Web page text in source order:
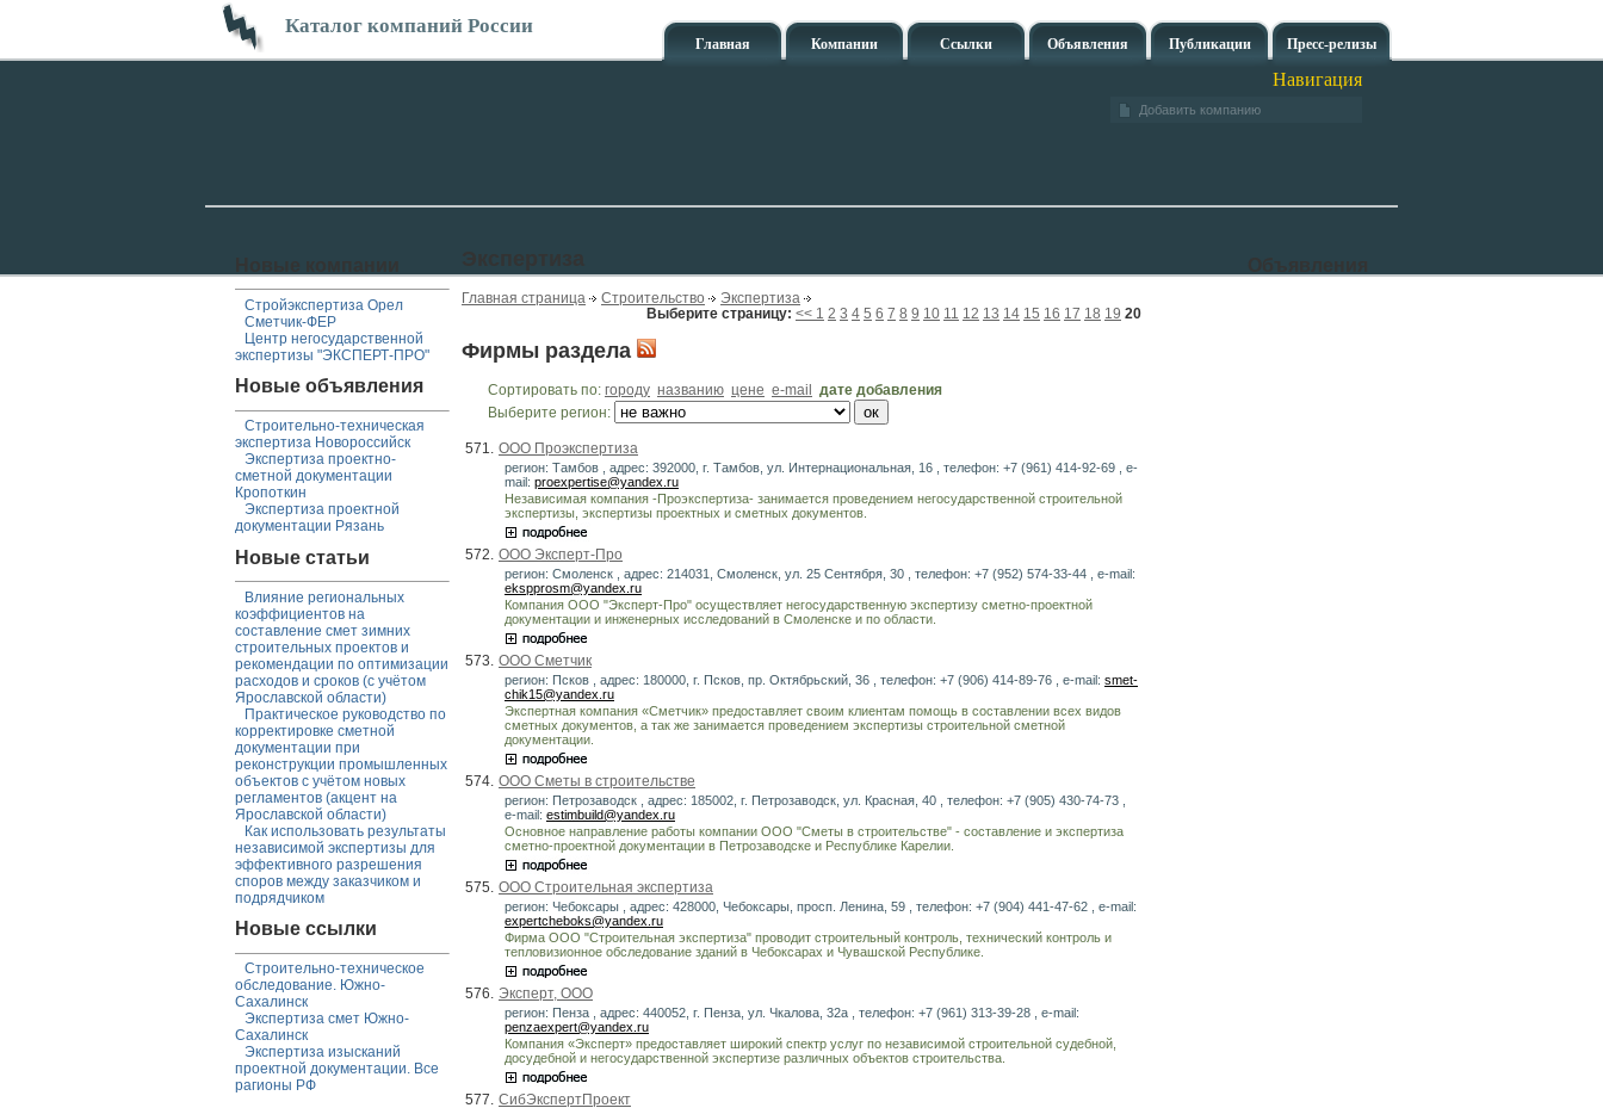
Каталог компаний России
Главная Компании Ссылки Объявления Публикации Пресс-релизы
Навигация
Добавить компанию
Стройэкспертиза Орел
Сметчик-ФЕР
Центр негосударственной
экспертизы "ЭКСПЕРТ-ПРО"
Новые объявления
Строительно-техническая
экспертиза Новороссийск
Экспертиза проектно-
сметной документации
Кропоткин
Экспертиза проектной
документации Рязань
Новые статьи
Влияние региональных
коэффициентов на
составление смет зимних
строительных проектов и
рекомендации по оптимизации
расходов и сроков (с учётом
Ярославской области)
Практическое руководство по
корректировке сметной
документации при
реконструкции промышленных
объектов с учётом новых
регламентов (акцент на
Ярославской области)
Как использовать результаты
независимой экспертизы для
эффективного разрешения
споров между заказчиком и
подрядчиком
Новые ссылки
Строительно-техническое
обследование. Южно-
Сахалинск
Экспертиза смет Южно-
Сахалинск
Экспертиза изысканий
проектной документации. Все
рагионы РФ
Главная страница Строительство
Экспертиза
Выберите страницу: << 1 2 3 4 5 6 7 8 9 10 11 12 13 14 15 16 17 18 19 20
Фирмы раздела
Сортировать по: городу названию цене e-mail
дате добавления
Выберите регион:
571. ООО Проэкспертиза
регион: Тамбов , адрес: 392000, г. Тамбов, ул. Интернациональная, 16 , телефон: +7 (961) 414-92-69 , e-
mail: proexpertise@yandex.ru
Независимая компания -Проэкспертиза- занимается проведением негосударственной строительной
экспертизы, экспертизы проектных и сметных документов.
572. ООО Эксперт-Про
регион: Смоленск , адрес: 214031, Смоленск, ул. 25 Сентября, 30 , телефон: +7 (952) 574-33-44 , e-mail:
ekspprosm@yandex.ru
Компания ООО "Эксперт-Про" осуществляет негосударственную экспертизу сметно-проектной
документации и инженерных исследований в Смоленске и по области.
573. ООО Сметчик
регион: Псков , адрес: 180000, г. Псков, пр. Октябрьский, 36 , телефон: +7 (906) 414-89-76 , e-mail: smet-
chik15@yandex.ru
Экспертная компания «Сметчик» предоставляет своим клиентам помощь в составлении всех видов
сметных документов, а так же занимается проведением экспертизы строительной сметной
документации.
574. ООО Сметы в строительстве
регион: Петрозаводск , адрес: 185002, г. Петрозаводск, ул. Красная, 40 , телефон: +7 (905) 430-74-73 ,
e-mail: estimbuild@yandex.ru
Основное направление работы компании ООО "Сметы в строительстве" - составление и экспертиза
сметно-проектной документации в Петрозаводске и Республике Карелии.
575. ООО Строительная экспертиза
регион: Чебоксары , адрес: 428000, Чебоксары, просп. Ленина, 59 , телефон: +7 (904) 441-47-62 , e-mail:
expertcheboks@yandex.ru
Фирма ООО "Строительная экспертиза" проводит строительный контроль, технический контроль и
тепловизионное обследование зданий в Чебоксарах и Чувашской Республике.
576. Эксперт, ООО
регион: Пенза , адрес: 440052, г. Пенза, ул. Чкалова, 32а , телефон: +7 (961) 313-39-28 , e-mail:
penzaexpert@yandex.ru
Компания «Эксперт» предоставляет широкий спектр услуг по независимой строительной судебной,
досудебной и негосударственной экспертизе различных объектов строительства.
577. СибЭкспертПроект